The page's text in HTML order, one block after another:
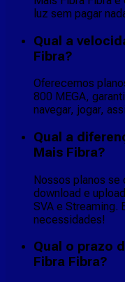
luz sem pagar
Qual a
Fibra?
Oferecemos
800 MEGA,
navegar, jogar,
Qual a
Mais Fibra?
Nossos planos
download e
SVA e Streaming.
necessidades!
Qual o prazo
Fibra Fibra?